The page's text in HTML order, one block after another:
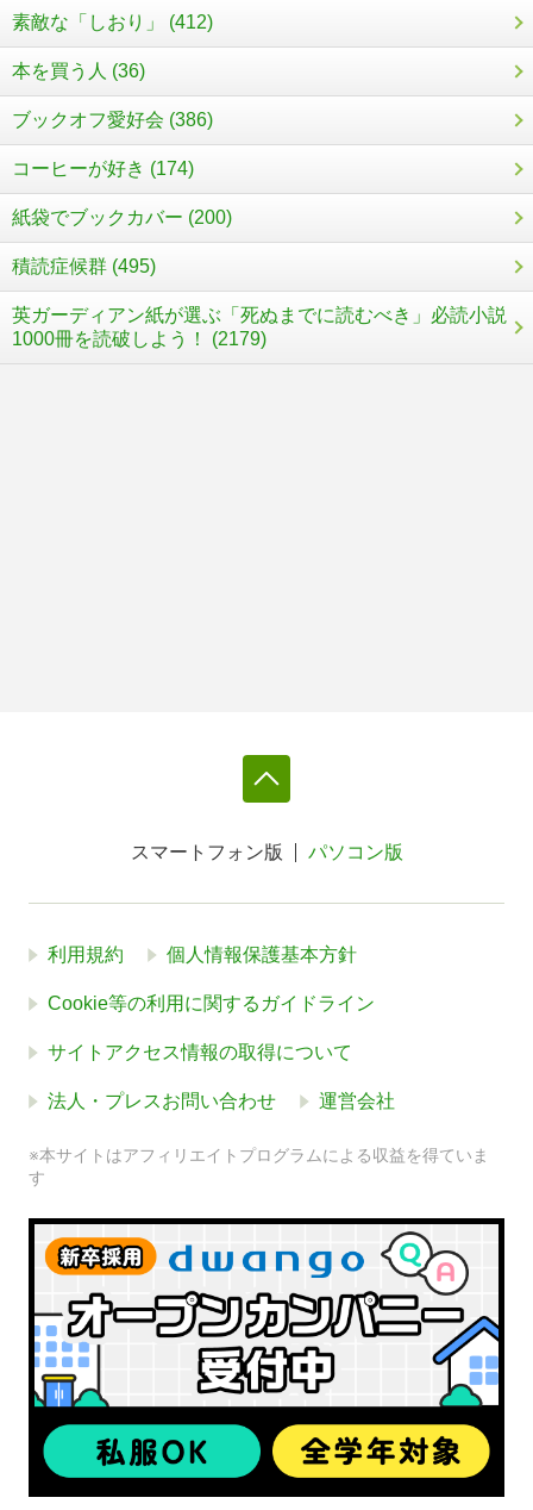
素敵な「しおり」 (412)
本を買う人 (36)
ブックオフ愛好会 (386)
コーヒーが好き (174)
紙袋でブックカバー (200)
積読症候群 (495)
英ガーディアン紙が選ぶ「死ぬまでに読むべき」必読小説
1000冊を読破しよう！ (2179)
スマートフォン版 パソコン版
利用規約 個人情報保護基本方針
Cookie等の利用に関するガイドライン
サイトアクセス情報の取得について
法人・プレスお問い合わせ 運営会社
※本サイトはアフィリエイトプログラムによる収益を得ていま
す